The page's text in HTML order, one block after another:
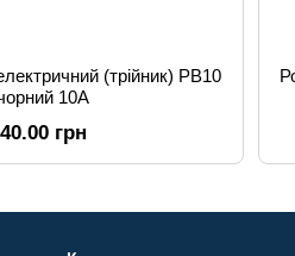
(трійник) РВ10
10А
40.00 грн